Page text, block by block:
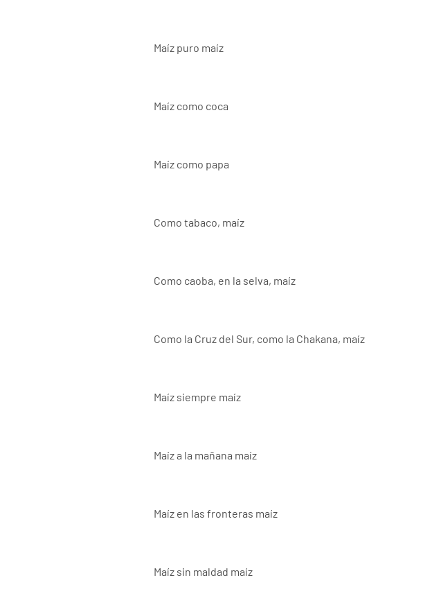
Maíz puro maíz
Maíz como coca
Maíz como papa
Como tabaco, maíz
Como caoba, en la selva, maíz
Como la Cruz del Sur, como la Chakana, maíz
Maíz siempre maíz
Maíz a la mañana maíz
Maíz en las fronteras maíz
Maíz sin maldad maíz